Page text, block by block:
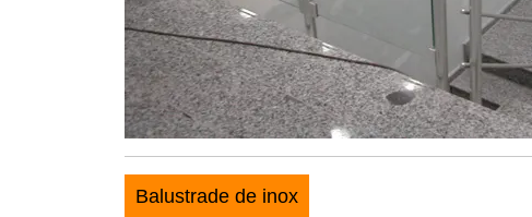
Balustrade de inox